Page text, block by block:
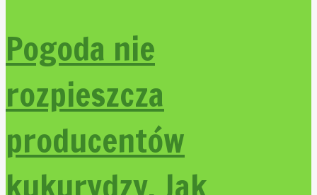
Pogoda nie
rozpieszcza
producentów